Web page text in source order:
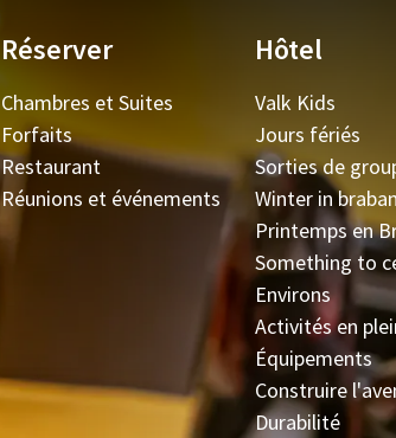
Réserver
Chambres et Suites
Forfaits
Restaurant
Réunions et événements
Hôtel
Valk Kids
Jours fériés
Sorties de
Winter in
Printemps en
Something to
Environs
Activités en
Équipements
Construire
Durabilité